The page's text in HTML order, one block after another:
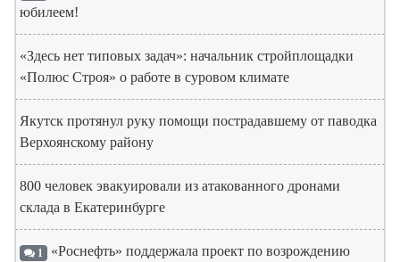
юбилеем!
«Здесь нет типовых задач»: начальник стройплощадки
«Полюс Строя» о работе в суровом климате
Якутск протянул руку помощи пострадавшему от паводка
Верхоянскому району
800 человек эвакуировали из атакованного дронами
склада в Екатеринбурге
1 «Роснефть» поддержала проект по возрождению